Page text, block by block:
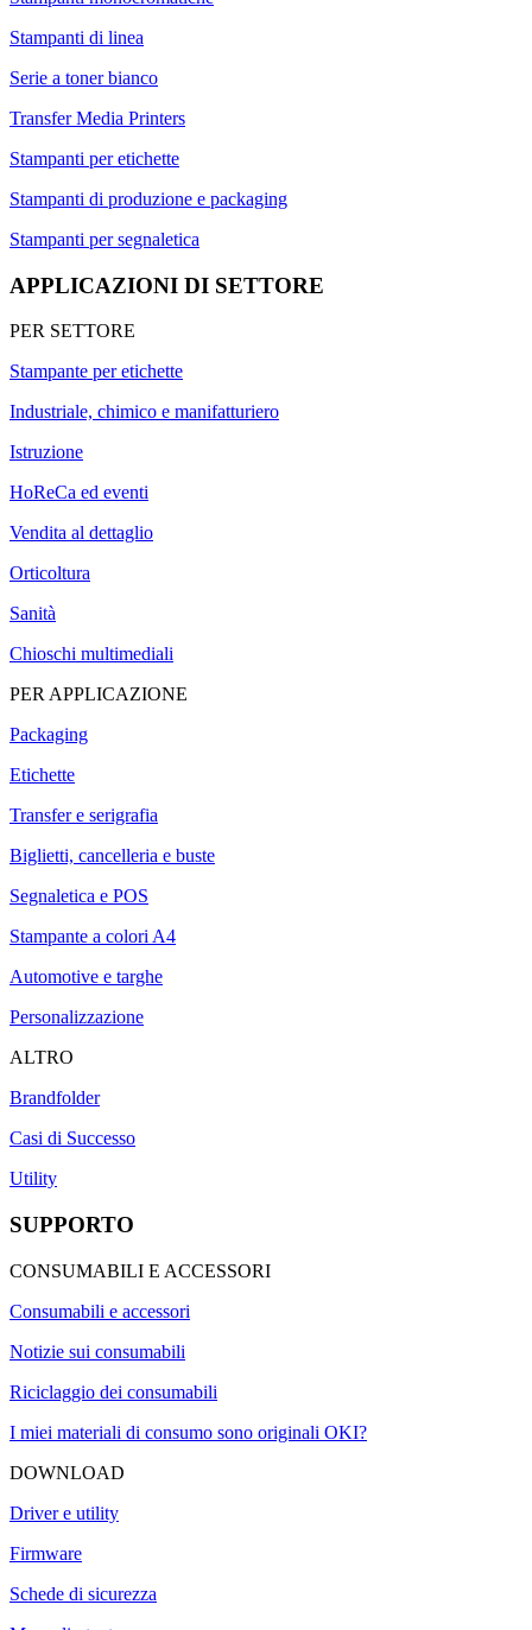
Stampanti di linea
Serie a toner bianco
Transfer Media Printers
Stampanti per etichette
Stampanti di produzione e packaging
Stampanti per segnaletica
APPLICAZIONI DI SETTORE
PER SETTORE
Stampante per etichette
Industriale, chimico e manifatturiero
Istruzione
HoReCa ed eventi
Vendita al dettaglio
Orticoltura
Sanità
Chioschi multimediali
PER APPLICAZIONE
Packaging
Etichette
Transfer e serigrafia
Biglietti, cancelleria e buste
Segnaletica e POS
Stampante a colori A4
Automotive e targhe
Personalizzazione
ALTRO
Brandfolder
Casi di Successo
Utility
SUPPORTO
CONSUMABILI E ACCESSORI
Consumabili e accessori
Notizie sui consumabili
Riciclaggio dei consumabili
I miei materiali di consumo sono originali OKI?
DOWNLOAD
Driver e utility
Firmware
Schede di sicurezza